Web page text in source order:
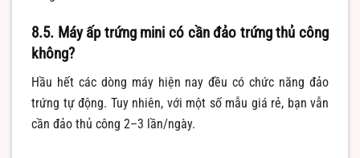
8.5. Máy ấp trứng mini có cần đảo trứng thủ công
không?
Hầu hết các dòng máy hiện nay đều có chức năng đảo
trứng tự động. Tuy nhiên, với một số mẫu giá rẻ, bạn vẫn
cần đảo thủ công 2–3 lần/ngày.